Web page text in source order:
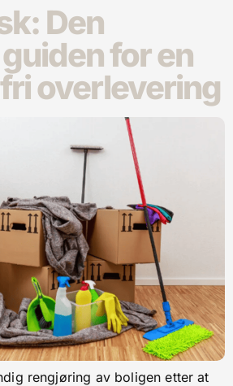
Den
for en
overlevering
rengjøring av boligen etter at